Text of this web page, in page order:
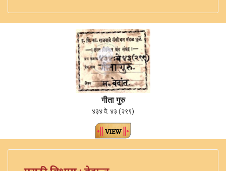
गीता गुरु
४३४ वे. ४३ (२९९)